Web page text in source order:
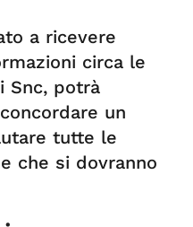
a ricevere
circa le
Snc, potrà
un
tutte le
che si dovranno